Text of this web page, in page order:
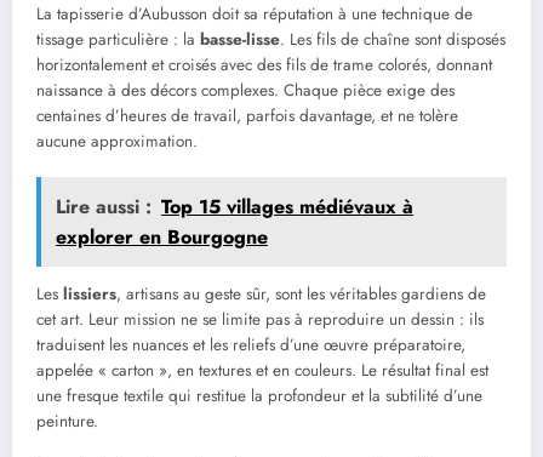
La tapisserie d’Aubusson doit sa réputation à une technique de
tissage particulière : la basse-lisse. Les fils de chaîne sont disposés
horizontalement et croisés avec des fils de trame colorés, donnant
naissance à des décors complexes. Chaque pièce exige des
centaines d’heures de travail, parfois davantage, et ne tolère
aucune approximation.
Lire aussi : Top 15 villages médiévaux à
explorer en Bourgogne
Les lissiers, artisans au geste sûr, sont les véritables gardiens de
cet art. Leur mission ne se limite pas à reproduire un dessin : ils
traduisent les nuances et les reliefs d’une œuvre préparatoire,
appelée « carton », en textures et en couleurs. Le résultat final est
une fresque textile qui restitue la profondeur et la subtilité d’une
peinture.